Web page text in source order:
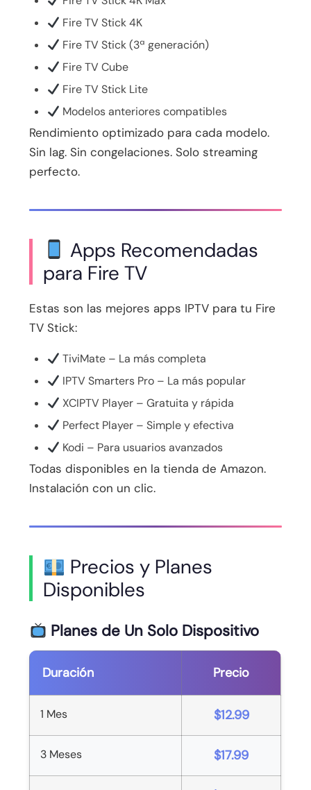
Fire TV Stick 4K
Fire TV Stick (3ª generación)
Fire TV Cube
Fire TV Stick Lite
Modelos anteriores compatibles
Rendimiento optimizado para cada modelo.
Sin lag. Sin congelaciones. Solo streaming
perfecto.
Apps Recomendadas
para Fire TV
Estas son las mejores apps IPTV para tu Fire
TV Stick:
TiviMate – La más completa
IPTV Smarters Pro – La más popular
XCIPTV Player – Gratuita y rápida
Perfect Player – Simple y efectiva
Kodi – Para usuarios avanzados
Todas disponibles en la tienda de Amazon.
Instalación con un clic.
Precios y Planes
Disponibles
Planes de Un Solo Dispositivo
Duración Precio
1 Mes $12.99
3 Meses $17.99